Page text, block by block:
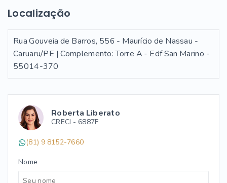
Roberta Liberato
CRECI - 6887F
(81) 9 8152-7660
Nome
Localização
Rua Gouveia de Barros, 556 - Maurício de Nassau -
Caruaru/PE | Complemento: Torre A - Edf San Marino -
55014-370